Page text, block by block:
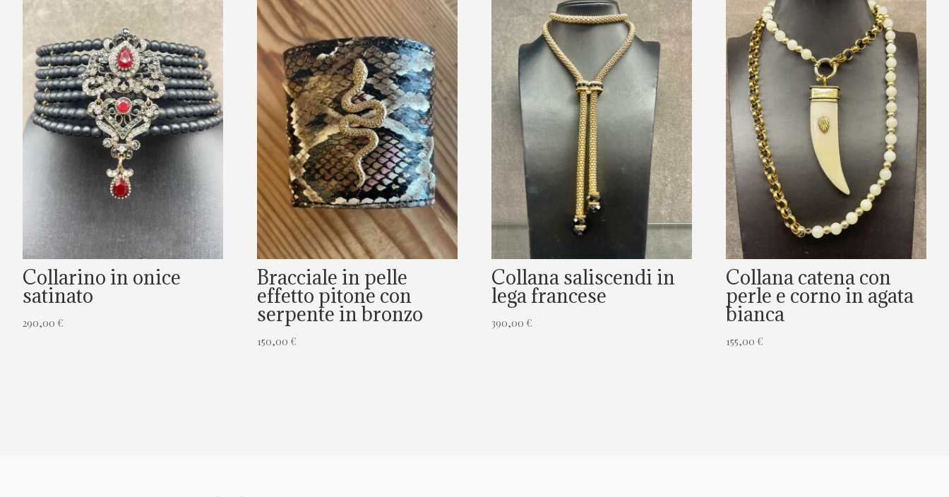
Collarino in onice
satinato
290,00 €
Bracciale in pelle
effetto pitone con
serpente in bronzo
150,00 €
Collana saliscendi in
lega francese
390,00 €
Collana catena con
perle e corno in agata
bianca
155,00 €